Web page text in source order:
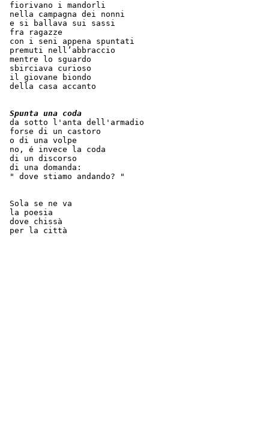
fiorivano i mandorli
nella campagna dei nonni
e si ballava sui sassi
fra ragazze
con i seni appena spuntati
premuti nell’abbraccio
mentre lo sguardo
sbirciava curioso
il giovane biondo
della casa accanto
Spunta una coda
da sotto l'anta dell'armadio
forse di un castoro
o di una volpe
no, é invece la coda
di un discorso
di una domanda:
" dove stiamo andando? "
Sola se ne va
la poesia
dove chissà
per la città